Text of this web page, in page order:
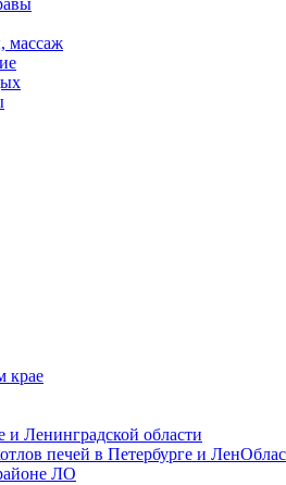
массаж
крае
и Ленинградской области
печей в Петербурге и
ЛО